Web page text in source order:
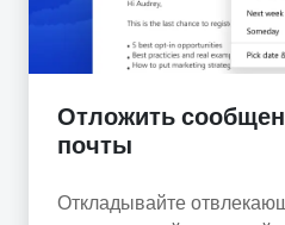
Отложить
почты
Откладывайте